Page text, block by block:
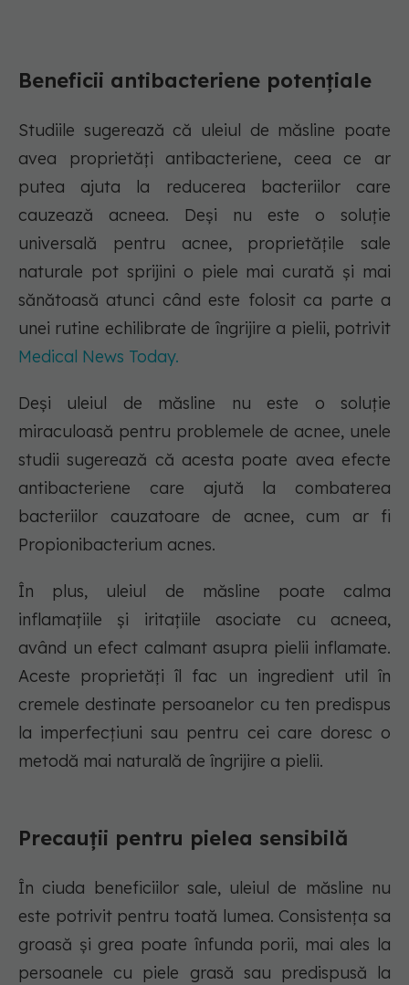
Beneficii antibacteriene potențiale
Studiile sugerează că uleiul de măsline poate
avea proprietăți antibacteriene, ceea ce ar
putea ajuta la reducerea bacteriilor care
cauzează acneea. Deși nu este o soluție
universală pentru acnee, proprietățile sale
naturale pot sprijini o piele mai curată și mai
sănătoasă atunci când este folosit ca parte a
unei rutine echilibrate de îngrijire a pielii, potrivit
Medical News Today.
Deși uleiul de măsline nu este o soluție
miraculoasă pentru problemele de acnee, unele
studii sugerează că acesta poate avea efecte
antibacteriene care ajută la combaterea
bacteriilor cauzatoare de acnee, cum ar fi
Propionibacterium acnes.
În plus, uleiul de măsline poate calma
inflamațiile și iritațiile asociate cu acneea,
având un efect calmant asupra pielii inflamate.
Aceste proprietăți îl fac un ingredient util în
cremele destinate persoanelor cu ten predispus
la imperfecțiuni sau pentru cei care doresc o
metodă mai naturală de îngrijire a pielii.
Precauții pentru pielea sensibilă
În ciuda beneficiilor sale, uleiul de măsline nu
este potrivit pentru toată lumea. Consistența sa
groasă și grea poate înfunda porii, mai ales la
persoanele cu piele grasă sau predispusă la